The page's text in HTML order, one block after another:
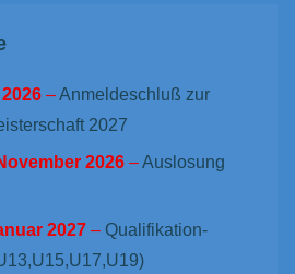
–Anmeldeschluß zur
2027
2026 –Auslosung
2027 – Qualifikation-